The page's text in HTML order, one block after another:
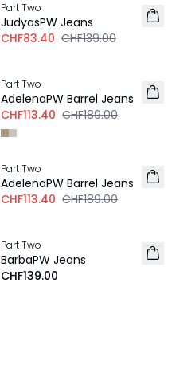
Part Two
JudyasPW Jeans
CHF83.40 CHF139.00
Part Two
AdelenaPW Barrel Jeans
CHF113.40 CHF189.00
-40%
Part Two
AdelenaPW Barrel Jeans
CHF113.40 CHF189.00
Part Two
BarbaPW Jeans
CHF139.00